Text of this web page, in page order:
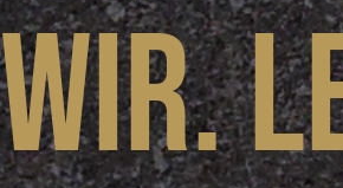
Wir.